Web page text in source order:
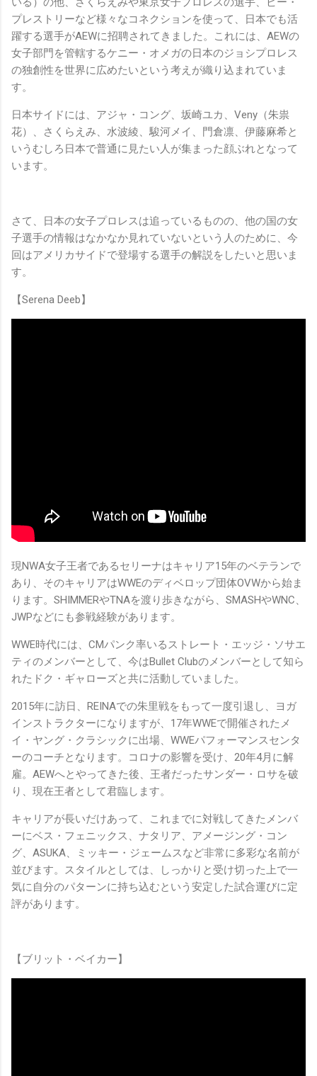
プレストリーなど様々なコネクションを使って、日本でも活
躍する選手がAEWに招聘されてきました。これには、AEWの
女子部門を管轄するケニー・オメガの日本のジョシプロレス
の独創性を世界に広めたいという考えが織り込まれていま
す。
日本サイドには、アジャ・コング、坂崎ユカ、Veny（朱祟
花）、さくらえみ、水波綾、駿河メイ、門倉凛、伊藤麻希と
いうむしろ日本で普通に見たい人が集まった顔ぶれとなって
います。
さて、日本の女子プロレスは追っているものの、他の国の女
子選手の情報はなかなか見れていないという人のために、今
回はアメリカサイドで登場する選手の解説をしたいと思いま
す。
【Serena Deeb】
現NWA女子王者であるセリーナはキャリア15年のベテランで
あり、そのキャリアはWWEのディベロップ団体OVWから始ま
ります。SHIMMERやTNAを渡り歩きながら、SMASHやWNC、
JWPなどにも参戦経験があります。
WWE時代には、CMパンク率いるストレート・エッジ・ソサエ
ティのメンバーとして、今はBullet Clubのメンバーとして知ら
れたドク・ギャローズと共に活動していました。
2015年に訪日、REINAでの朱里戦をもって一度引退し、ヨガ
インストラクターになりますが、17年WWEで開催されたメ
イ・ヤング・クラシックに出場、WWEパフォーマンスセンタ
ーのコーチとなります。コロナの影響を受け、20年4月に解
雇。AEWへとやってきた後、王者だったサンダー・ロサを破
り、現在王者として君臨します。
キャリアが長いだけあって、これまでに対戦してきたメンバ
ーにベス・フェニックス、ナタリア、アメージング・コン
グ、ASUKA、ミッキー・ジェームスなど非常に多彩な名前が
並びます。スタイルとしては、しっかりと受け切った上で一
気に自分のパターンに持ち込むという安定した試合運びに定
評があります。
【ブリット・ベイカー】